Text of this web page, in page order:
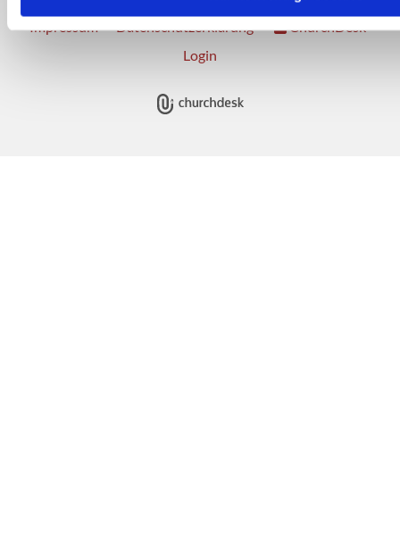
Impressum Datenschutzerklärung
ChurchDesk-
Login